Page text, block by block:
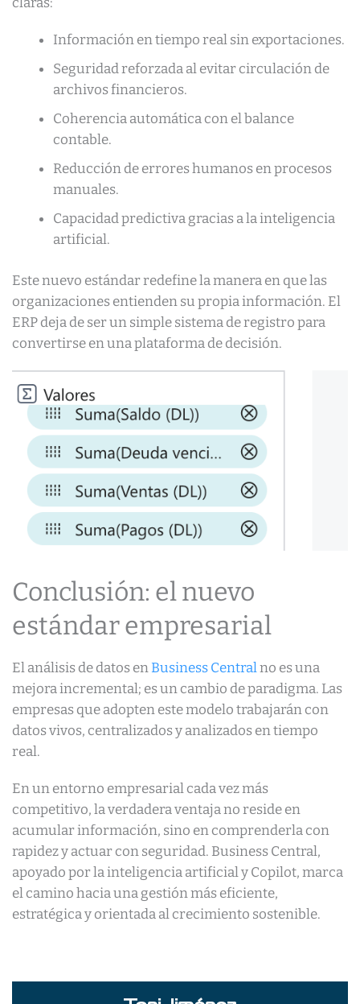
Información en tiempo real sin exportaciones.
Seguridad reforzada al evitar circulación de
archivos financieros.
Coherencia automática con el balance
contable.
Reducción de errores humanos en procesos
manuales.
Capacidad predictiva gracias a la inteligencia
artificial.
Este nuevo estándar redefine la manera en que las
organizaciones entienden su propia información. El
ERP deja de ser un simple sistema de registro para
convertirse en una plataforma de decisión.
Conclusión: el nuevo
estándar empresarial
El análisis de datos enBusiness Centralno es una
mejora incremental; es un cambio de paradigma. Las
empresas que adopten este modelo trabajarán con
datos vivos, centralizados y analizados en tiempo
real.
En un entorno empresarial cada vez más
competitivo, la verdadera ventaja no reside en
acumular información, sino en comprenderla con
rapidez y actuar con seguridad. Business Central,
apoyado por la inteligencia artificial y Copilot, marca
el camino hacia una gestión más eficiente,
estratégica y orientada al crecimiento sostenible.